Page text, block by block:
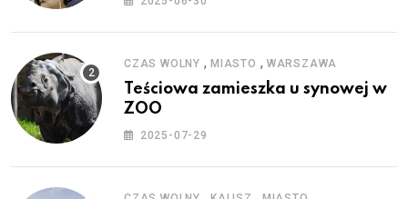
CZAS WOLNY , MIASTO , WARSZAWA
Teściowa zamieszka u synowej w
ZOO
2025-07-29